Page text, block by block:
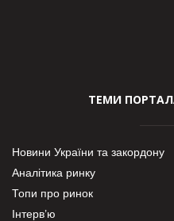
ТЕМИ ПОРТАЛА
Новини України та закордону
Аналітика ринку
Топи про ринок
Інтерв’ю